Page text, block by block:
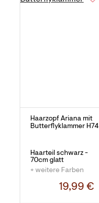
Haarzopf Ariana mit
Butterflyklammer H74
Haarteil schwarz -
70cm glatt
+ weitere Farben
19,99 €